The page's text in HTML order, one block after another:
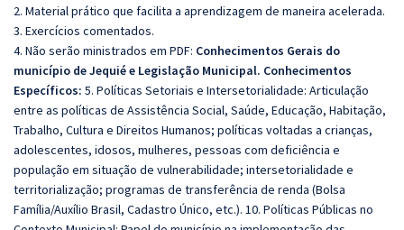
2. Material prático que facilita a aprendizagem de maneira acelerada.
3. Exercícios comentados.
4. Não serão ministrados em PDF: Conhecimentos Gerais do
município de Jequié e Legislação Municipal. Conhecimentos
Específicos: 5. Políticas Setoriais e Intersetorialidade: Articulação
entre as políticas de Assistência Social, Saúde, Educação, Habitação,
Trabalho, Cultura e Direitos Humanos; políticas voltadas a crianças,
adolescentes, idosos, mulheres, pessoas com deficiência e
população em situação de vulnerabilidade; intersetorialidade e
territorialização; programas de transferência de renda (Bolsa
Família/Auxílio Brasil, Cadastro Único, etc.). 10. Políticas Públicas no